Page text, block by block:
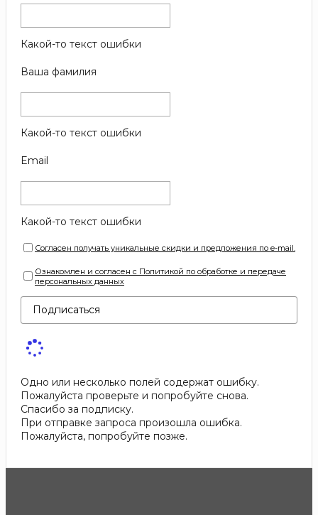
Какой-то текст ошибки
Ваша фамилия
Какой-то текст ошибки
Email
Какой-то текст ошибки
Согласен получать уникальные скидки и предложения по e-mail.
Ознакомлен и согласен с Политикой по обработке и передаче
персональных данных
Подписаться
Одно или несколько полей содержат ошибку.
Пожалуйста проверьте и попробуйте снова.
Спасибо за подписку.
При отправке запроса произошла ошибка.
Пожалуйста, попробуйте позже.